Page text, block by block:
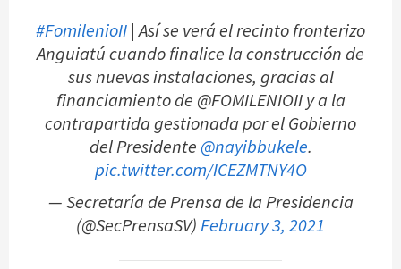
#FomilenioII | Así se verá el recinto fronterizo
Anguiatú cuando finalice la construcción de
sus nuevas instalaciones, gracias al
financiamiento de @FOMILENIOII y a la
contrapartida gestionada por el Gobierno
del Presidente @nayibbukele.
pic.twitter.com/ICEZMTNY4O
— Secretaría de Prensa de la Presidencia
(@SecPrensaSV)February 3, 2021